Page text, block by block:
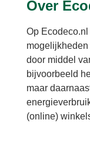
Over
Op
door middel
bijvoorbeeld
maar
(online)